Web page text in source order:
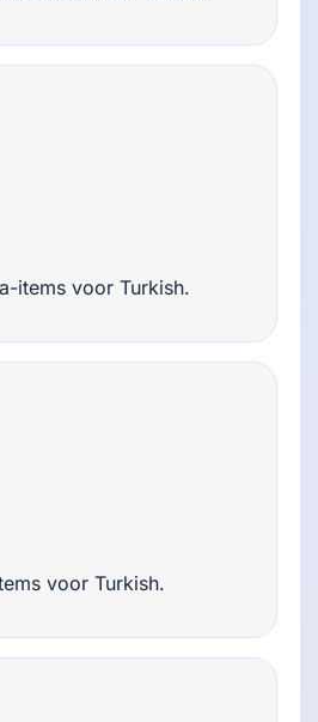
items voor Turkish.
voor Turkish.